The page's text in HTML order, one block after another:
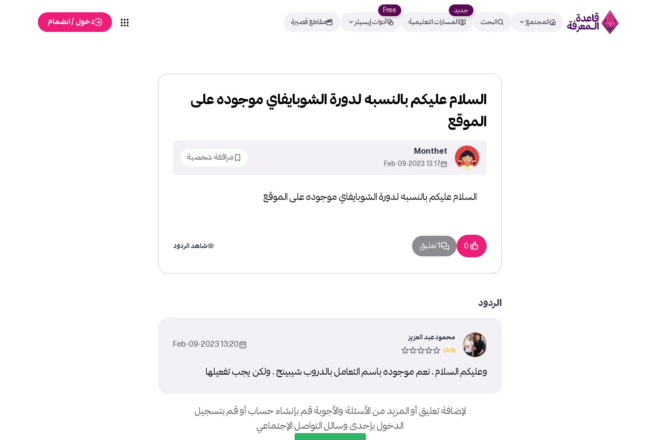
المجتمع البحث المسارات التعليمية
جديد
أدوات إيسيلز
Free
مقاطع قصيرة
دخول / انضمام
السلام عليكم بالنسبه لدورة الشوبايفاي موجوده على الموقع
السلام عليكم بالنسبه لدورة الشوبايفاي موجوده على
الموقع
Monthet
13:17 2023-Feb-09
مرافقة شخصية
0 1 تعليق شاهد الردود
الردود
محمود عبد العزيز
13:20 2023-Feb-09
وعليكم السلام ، نعم موجوده باسم التعامل بالدروب شيبينج ، ولكن يجب تفعيلها
لإضافة تعليق أو المزيد من الأسئلة والأجوبة قم بإنشاء حساب أو قم بتسجيل
الدخول بإحدى وسائل التواصل الإجتماعي